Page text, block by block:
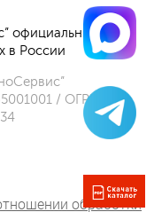
официальный
в России
/ ОГРН
обработки